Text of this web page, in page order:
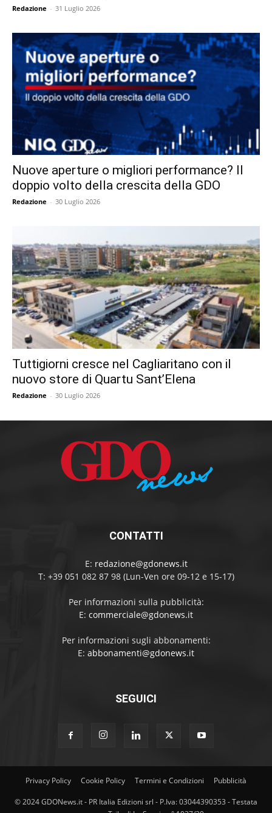
Redazione - 31 Luglio 2026
Nuove aperture o migliori performance? Il
doppio volto della crescita della GDO
Redazione - 30 Luglio 2026
Tuttigiorni cresce nel Cagliaritano con il
nuovo store di Quartu Sant’Elena
Redazione - 30 Luglio 2026
CONTATTI
E: redazione@gdonews.it
T: +39 051 082 87 98 (Lun-Ven ore 09-12 e 15-17)
Per informazioni sulla pubblicità:
E: commerciale@gdonews.it
Per informazioni sugli abbonamenti:
E: abbonamenti@gdonews.it
SEGUICI
Privacy Policy Cookie Policy Termini e Condizioni Pubblicità
© 2024 GDONews.it - PR Italia Edizioni srl - P.Iva: 03044390353 - Testata